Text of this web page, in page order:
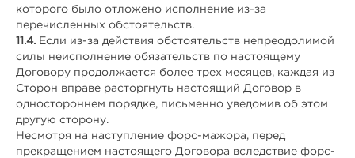
которого было отложено исполнение из-за
перечисленных обстоятельств.
11.4. Если из-за действия обстоятельств непреодолимой
силы неисполнение обязательств по настоящему
Договору продолжается более трех месяцев, каждая из
Сторон вправе расторгнуть настоящий Договор в
одностороннем порядке, письменно уведомив об этом
другую сторону.
Несмотря на наступление форс-мажора, перед
прекращением настоящего Договора вследствие форс-